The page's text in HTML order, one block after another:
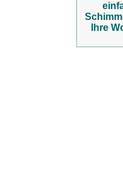
Ihre